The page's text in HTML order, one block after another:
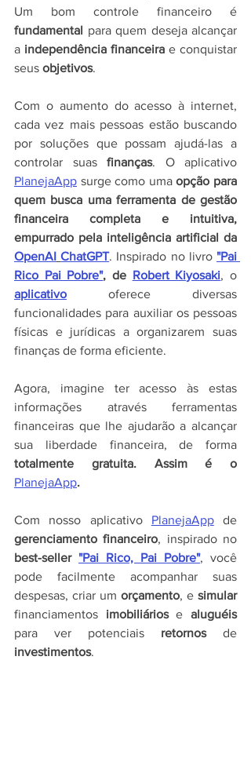
fundamental para quem deseja alcançar
a independência financeira e conquistar
seus objetivos.
Com o aumento do acesso à internet,
cada vez mais pessoas estão buscando
por soluções que possam ajudá-las a
controlar suas finanças
PlanejaApp surge como uma opção para
quem busca uma ferramenta de gestão
financeira completa e intuitiva,
OpenAI ChatGPT. Inspirado no livro "Pai
Rico Pai Pobre", de Robert Kiyosaki
aplicativo oferece diversas
funcionalidades para auxiliar os pessoas
físicas e jurídicas a organizarem suas
finanças de forma eficiente.
Agora, imagine ter acesso às estas
informações através ferramentas
financeiras que lhe ajudarão a alcançar
PlanejaApp.
Com nosso aplicativo PlanejaApp
gerenciamento financeiro
best-seller "Pai Rico, Pai Pobre", você
pode facilmente acompanhar suas
despesas, criar um orçamento, e
simular
financiamentos imobiliários e
aluguéis
para ver potenciais retornos
investimentos.